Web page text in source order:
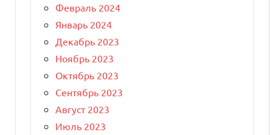
Февраль 2024
Январь 2024
Декабрь 2023
Ноябрь 2023
Октябрь 2023
Сентябрь 2023
Август 2023
Июль 2023